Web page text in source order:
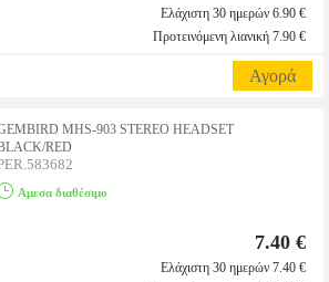
Ελάχιστη 30 ημερών 6.90 €
Προτεινόμενη λιανική 7.90 €
Αγορά
MHS-903 STEREO HEADSET
RED
Αμεσα διαθέσιμο
7.40 €
Ελάχιστη 30 ημερών 7.40 €